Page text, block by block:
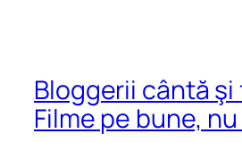
Bloggerii cântă
Filme pe bune,